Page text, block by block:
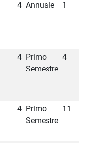
4 Annuale 1
4 Primo
Semestre
4
4 Primo
Semestre
11